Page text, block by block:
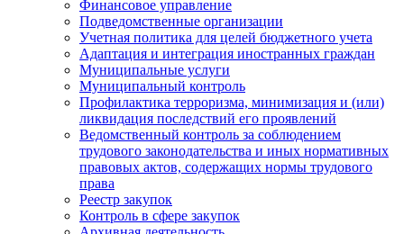
Финансовое управление
Подведомственные организации
Учетная политика для целей бюджетного учета
Адаптация и интеграция иностранных граждан
Муниципальные услуги
Муниципальный контроль
Профилактика терроризма, минимизация и (или)
ликвидация последствий его проявлений
Ведомственный контроль за соблюдением
трудового законодательства и иных нормативных
правовых актов, содержащих нормы трудового
права
Реестр закупок
Контроль в сфере закупок